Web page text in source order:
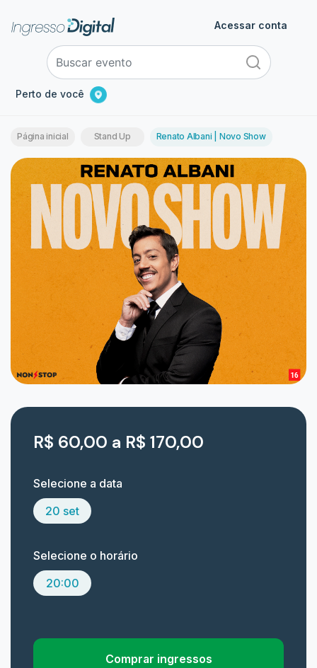
Perto de você
Acessar conta
Página inicial Stand Up Renato Albani | Novo Show
R$ 60,00 a R$ 170,00
Selecione a data
20 set
Selecione o horário
20:00
Comprar ingressos